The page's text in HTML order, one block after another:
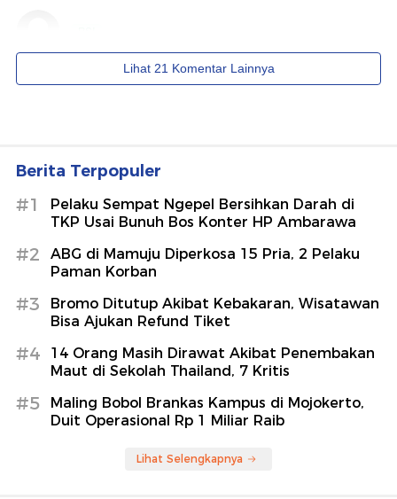
Berita Terpopuler
#1
Pelaku Sempat Ngepel Bersihkan Darah di
TKP Usai Bunuh Bos Konter HP Ambarawa
#2
ABG di Mamuju Diperkosa 15 Pria, 2 Pelaku
Paman Korban
#3
Bromo Ditutup Akibat Kebakaran, Wisatawan
Bisa Ajukan Refund Tiket
#4
14 Orang Masih Dirawat Akibat Penembakan
Maut di Sekolah Thailand, 7 Kritis
#5
Maling Bobol Brankas Kampus di Mojokerto,
Duit Operasional Rp 1 Miliar Raib
Lihat Selengkapnya